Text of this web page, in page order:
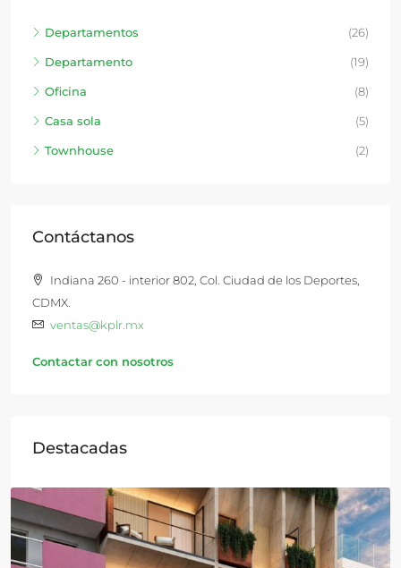
Departamentos (26)
Departamento (19)
Oficina (8)
Casa sola (5)
Townhouse (2)
Contáctanos
Indiana 260 - interior 802, Col. Ciudad de los Deportes,
CDMX.
ventas@kplr.mx
Contactar con nosotros
Destacadas